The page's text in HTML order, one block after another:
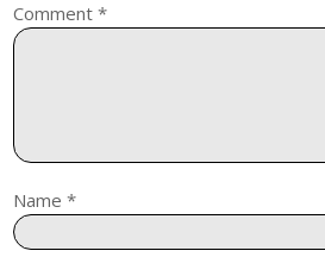
Comment*
Name*